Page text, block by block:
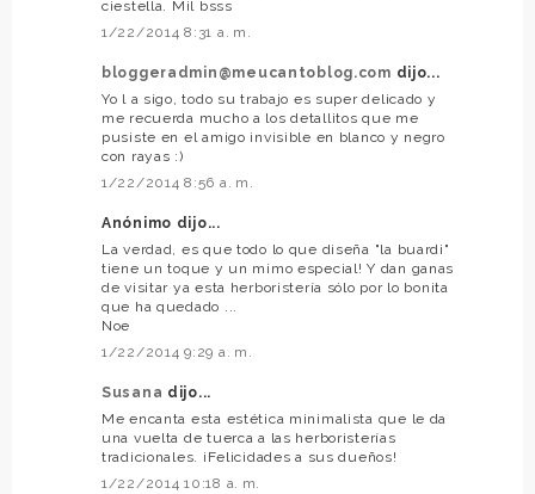
ciestella. Mil bsss
1/22/2014 8:31 a. m.
bloggeradmin@meucantoblog.com dijo...
Yo l a sigo, todo su trabajo es super delicado y
me recuerda mucho a los detallitos que me
pusiste en el amigo invisible en blanco y negro
con rayas :)
1/22/2014 8:56 a. m.
Anónimo dijo...
La verdad, es que todo lo que diseña "la buardi"
tiene un toque y un mimo especial! Y dan ganas
de visitar ya esta herboristería sólo por lo bonita
que ha quedado ...
Noe
1/22/2014 9:29 a. m.
Susana dijo...
Me encanta esta estética minimalista que le da
una vuelta de tuerca a las herboristerías
tradicionales. ¡Felicidades a sus dueños!
1/22/2014 10:18 a. m.